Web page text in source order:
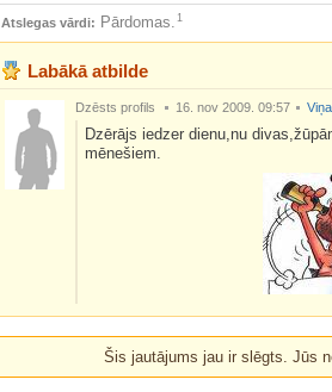
Atslegas vārdi: Pārdomas. 1
Labākā atbilde
Dzēsts profils 16. nov 2009. 09:57
Dzērājs iedzer dienu,nu
mēnešiem.
Šis jautājums jau ir slēgts. Jūs